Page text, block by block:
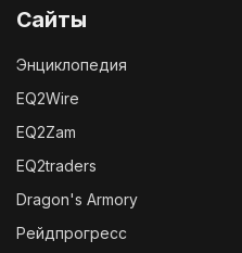
Сайты
Энциклопедия
EQ2Wire
EQ2Zam
EQ2traders
Dragon's Armory
Рейдпрогресс